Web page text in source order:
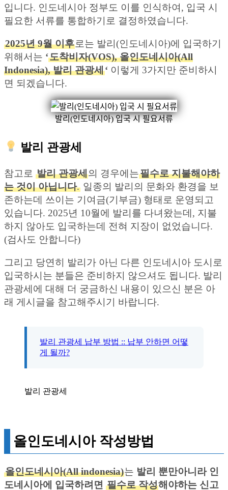
입니다. 인도네시아 정부도 이를 인식하여, 입국 시
필요한 서류를 통합하기로 결정하였습니다.
2025년 9월 이후 로는 발리(인도네시아)에 입국하기
위해서는 ‘도착비자(VOS), 올인도네시아(All
Indonesia), 발리 관광세‘이렇게 3가지만 준비하시
면 되겠습니다.
발리(인도네시아) 입국 시 필요서류
발리 관광세
참고로 발리 관광세의 경우에는필수로 지불해야하
는 것이 아닙니다.일종의 발리의 문화와 환경을 보
존하는데 쓰이는 기여금(기부금) 형태로 운영되고
있습니다. 2025년 10월에 발리를 다녀왔는데, 지불
하지 않아도 입국하는데 전혀 지장이 없었습니다.
(검사도 안합니다)
그리고 당연히 발리가 아닌 다른 인도네시아 도시로
입국하시는 분들은 준비하지 않으셔도 됩니다. 발리
관광세에 대해 더 궁금하신 내용이 있으신 분은 아
래 게시글을 참고해주시기 바랍니다.
발리 관광세 납부 방법 :: 납부 안하면 어떻
게 될까?
발리 관광세
올인도네시아 작성방법
올인도네시아(All indonesia)는 발리 뿐만아니라 인
도네시아에 입국하려면 필수로 작성해야하는 신고